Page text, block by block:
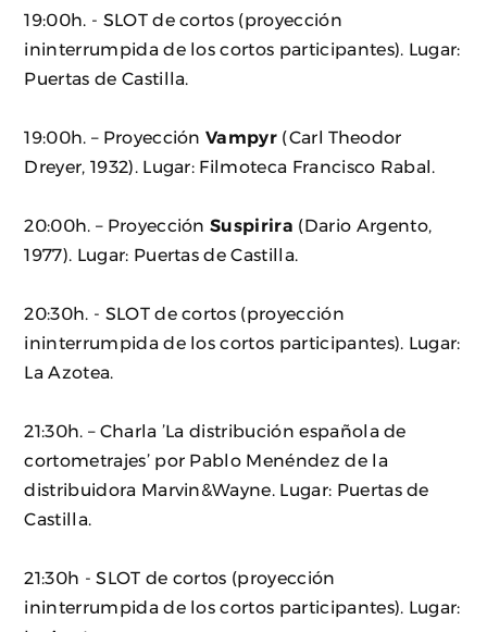
19:00h. - SLOT de cortos (proyección
ininterrumpida de los cortos participantes). Lugar:
Puertas de Castilla.
19:00h. – ProyecciónVampyr (Carl Theodor
Dreyer, 1932). Lugar: Filmoteca Francisco Rabal.
20:00h. – ProyecciónSuspirira (Dario Argento,
1977). Lugar: Puertas de Castilla.
20:30h. - SLOT de cortos (proyección
ininterrumpida de los cortos participantes). Lugar:
La Azotea.
21:30h. – Charla ’La distribución española de
cortometrajes’ por Pablo Menéndez de la
distribuidora Marvin&Wayne. Lugar: Puertas de
Castilla.
21:30h - SLOT de cortos (proyección
ininterrumpida de los cortos participantes). Lugar: